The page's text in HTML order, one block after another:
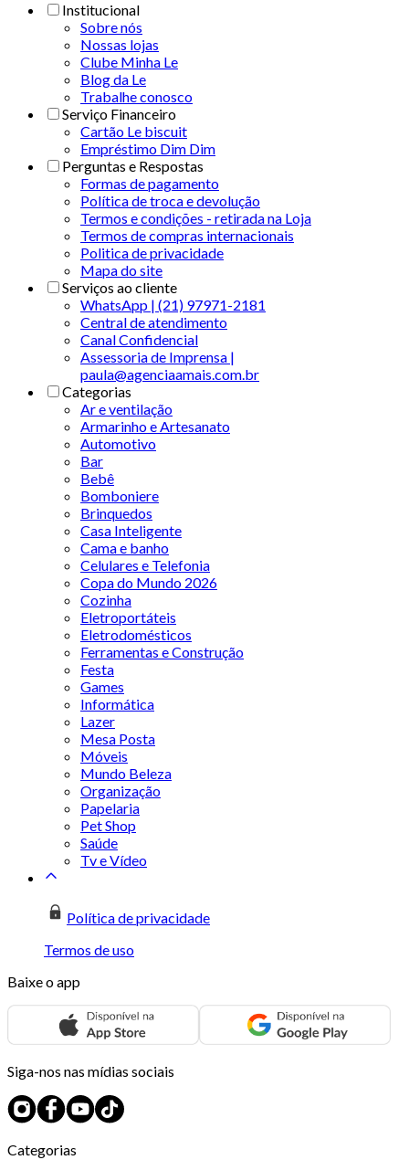
Institucional
Sobre nós
Nossas lojas
Clube Minha Le
Blog da Le
Trabalhe conosco
Serviço Financeiro
Cartão Le biscuit
Empréstimo Dim Dim
Perguntas e Respostas
Formas de pagamento
Política de troca e devolução
Termos e condições - retirada na Loja
Termos de compras internacionais
Politica de privacidade
Mapa do site
Serviços ao cliente
WhatsApp | (21) 97971-2181
Central de atendimento
Canal Confidencial
Assessoria de Imprensa |
paula@agenciaamais.com.br
Categorias
Ar e ventilação
Armarinho e Artesanato
Automotivo
Bar
Bebê
Bomboniere
Brinquedos
Casa Inteligente
Cama e banho
Celulares e Telefonia
Copa do Mundo 2026
Cozinha
Eletroportáteis
Eletrodomésticos
Ferramentas e Construção
Festa
Games
Informática
Lazer
Mesa Posta
Móveis
Mundo Beleza
Organização
Papelaria
Pet Shop
Saúde
Tv e Vídeo
Política de privacidade
Termos de uso
Baixe o app
Siga-nos nas mídias sociais
Categorias